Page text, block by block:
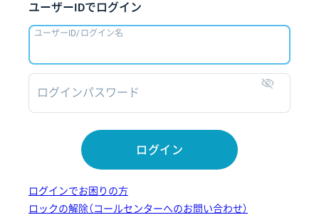
ユーザーIDでログイン
ユーザーID/ログイン名
ログインパスワード
ログイン
ログインでお困りの方
ロックの解除（コールセンターへのお問い合わせ）